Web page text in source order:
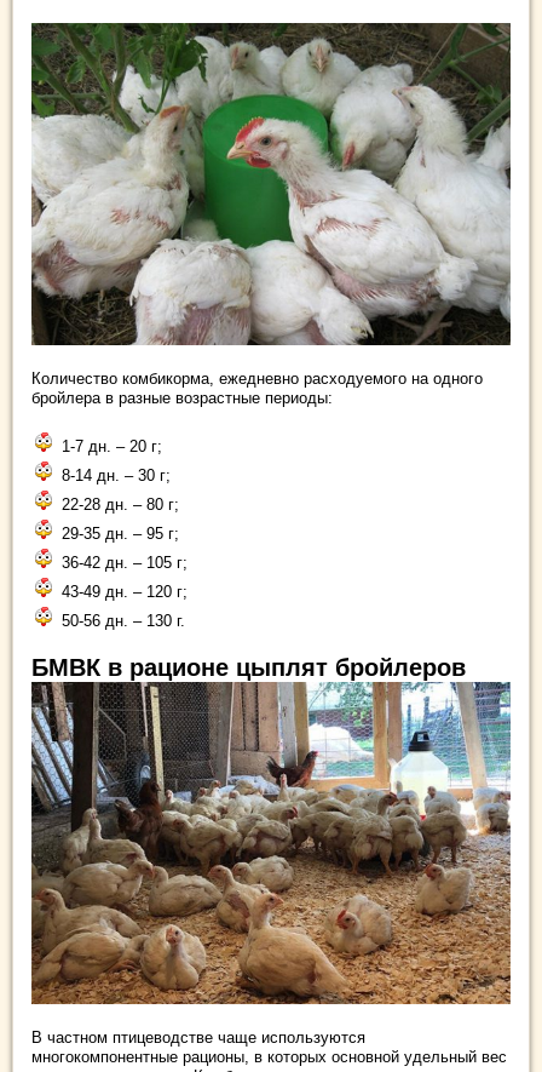
Количество комбикорма, ежедневно расходуемого на одного
бройлера в разные возрастные периоды:
1-7 дн. – 20 г;
8-14 дн. – 30 г;
22-28 дн. – 80 г;
29-35 дн. – 95 г;
36-42 дн. – 105 г;
43-49 дн. – 120 г;
50-56 дн. – 130 г.
БМВК в рационе цыплят бройлеров
В частном птицеводстве чаще используются
многокомпонентные рационы, в которых основной удельный вес